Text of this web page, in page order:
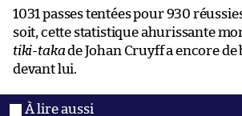
1031 passes tentées pour 930
soit, cette statistique ahurissante
tiki-takade Johan Cruyff a encore
devant lui.